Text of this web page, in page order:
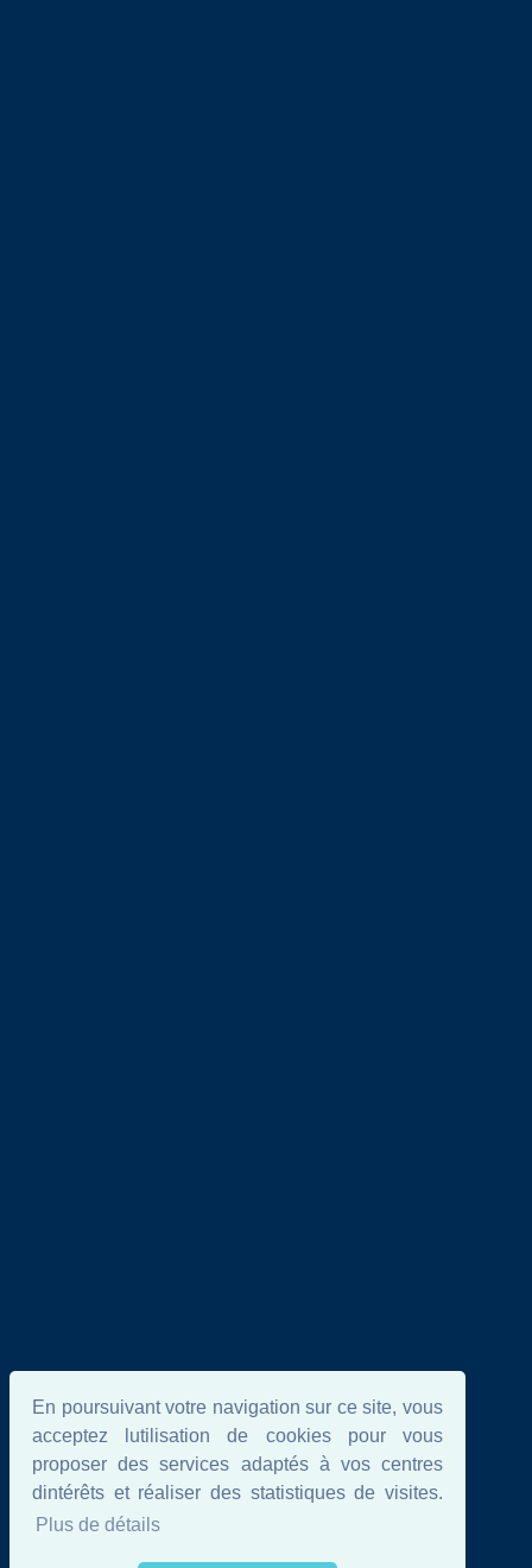
En poursuivant votre navigation sur ce site, vous
acceptez lutilisation de cookies pour vous
proposer des services adaptés à vos centres
dintérêts et réaliser des statistiques de visites.
Plus de détails